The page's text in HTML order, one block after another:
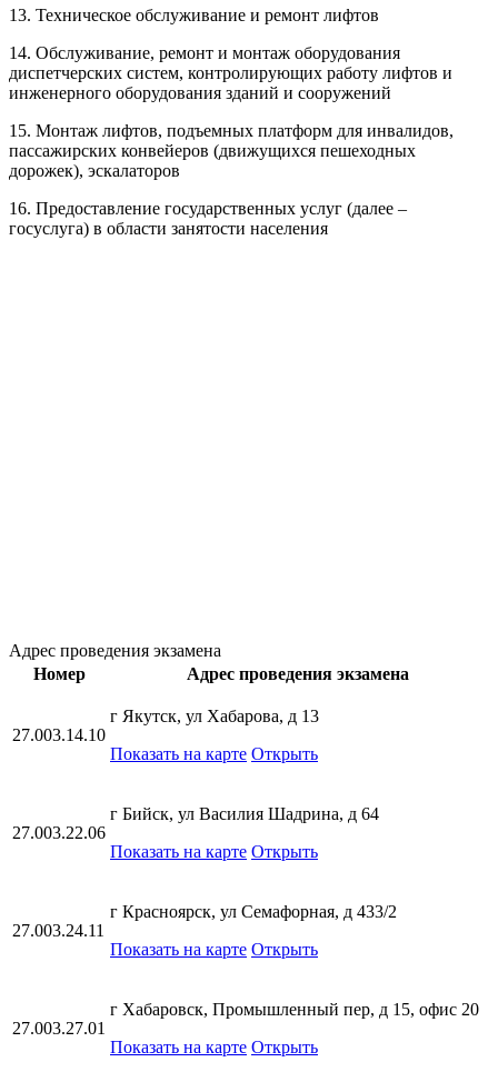
13. Техническое обслуживание и ремонт лифтов
14. Обслуживание, ремонт и монтаж оборудования
диспетчерских систем, контролирующих работу лифтов и
инженерного оборудования зданий и сооружений
15. Монтаж лифтов, подъемных платформ для инвалидов,
пассажирских конвейеров (движущихся пешеходных
дорожек), эскалаторов
16. Предоставление государственных услуг (далее –
госуслуга) в области занятости населения
Адрес проведения экзамена
Номер
Адрес проведения экзамена
27.003.14.10
г Якутск, ул Хабарова, д 13
Показать на карте Открыть
27.003.22.06
г Бийск, ул Василия Шадрина, д 64
Показать на карте Открыть
27.003.24.11
г Красноярск, ул Семафорная, д 433/2
Показать на карте Открыть
27.003.27.01
г Хабаровск, Промышленный пер, д 15, офис 20
Показать на карте Открыть